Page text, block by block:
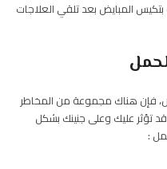
المبايض بعد تلقي العلاجات
فإن هناك مجموعة من المخاطر
قد تؤثر عليك وعلى جنينك بشكل
: